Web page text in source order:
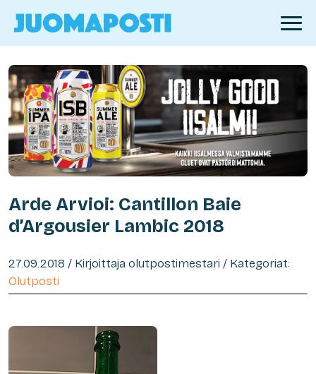
Arde Arvioi: Cantillon Baie
d’Argousier Lambic 2018
27.09.2018 / Kirjoittaja olutpostimestari / Kategoriat:
Olutposti